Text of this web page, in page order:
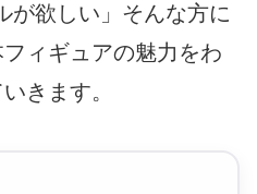
が欲しい」そんな方に
ィギュアの魅力をわ
きます。